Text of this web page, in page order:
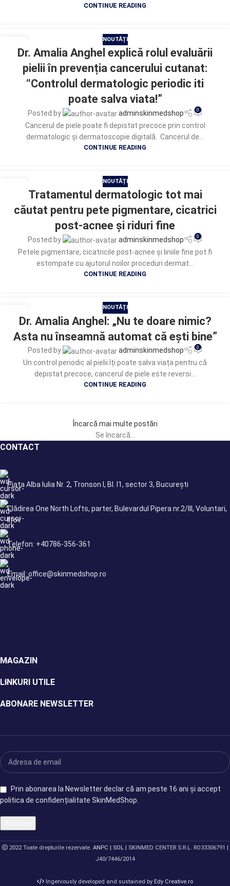
CONTINUE READING
18 NOUTĂȚI
Dr. Amalia Anghel explică rolul evaluării
pielii în prevenția cancerului cutanat:
“Controlul dermatologic periodic iti
poate salva viata!”
Posted by adminskinmedshop 0
Cancerul de piele poate fi depistat precoce prin control
dermatologic și dermatoscopie digitală. Cancerul de...
CONTINUE READING
NOUTĂȚI
Tratamentul dermatologic tot mai
căutat pentru pete pigmentare, cicatrici
post-acnee și riduri fine
Posted by adminskinmedshop 0
Petele pigmentare, cicatricile post-acnee și liniile fine pot fi
estompate cu ajutorul noilor proceduri dermat...
CONTINUE READING
14 NOUTĂȚI
Dr. Amalia Anghel: „Nu te doare nimic?
Asta nu înseamnă automat că ești bine”
Posted by adminskinmedshop 0
Un control periodic al pielii îți poate salva viața pentru că
depistat precoce, cancerul de piele este reversi...
CONTINUE READING
Încarcă mai multe postări
Se încarcă...
CONTACT
Piața Alba Iulia Nr. 2, Tronson I, Bl. I1, sector 3, București
Clădirea One North Lofts, parter, Bulevardul Pipera nr.2/III, Voluntari,
Ilfov
Telefon: +40786-356-361
Email: office@skinmedshop.ro
MAGAZIN
LINKURI UTILE
ABONARE NEWSLETTER
Prin abonarea la Newsletter declar că am peste 16 ani și accept
politica de confidențialitate SkinMedShop.
2022 Toate drepturile rezervate. ANPC | SOL| SKINMED CENTER S.R.L. RO33306791 |
J40/7446/2014
Ingeniously developed and sustained by Edy Creative.ro